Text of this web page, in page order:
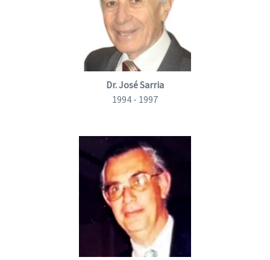
Dr. José Sarria
1994 - 1997